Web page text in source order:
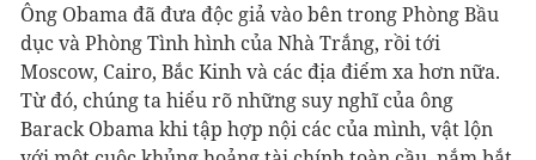
Ông Obama đã đưa độc giả vào bên trong Phòng Bầu
dục và Phòng Tình hình của Nhà Trắng, rồi tới
Moscow, Cairo, Bắc Kinh và các địa điểm xa hơn nữa.
Từ đó, chúng ta hiểu rõ những suy nghĩ của ông
Barack Obama khi tập hợp nội các của mình, vật lộn